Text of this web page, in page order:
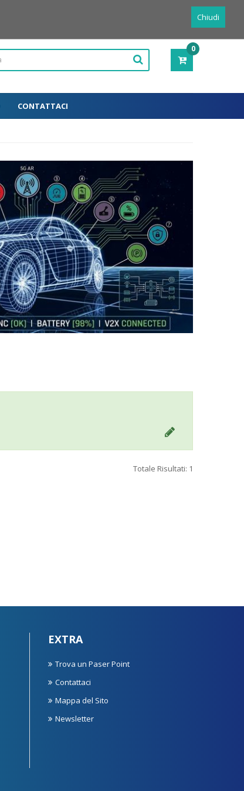
0
-
CONTATTACI
Totale Risultati: 1
EXTRA
Trova un Paser Point
Contattaci
Mappa del Sito
Newsletter
Chiudi